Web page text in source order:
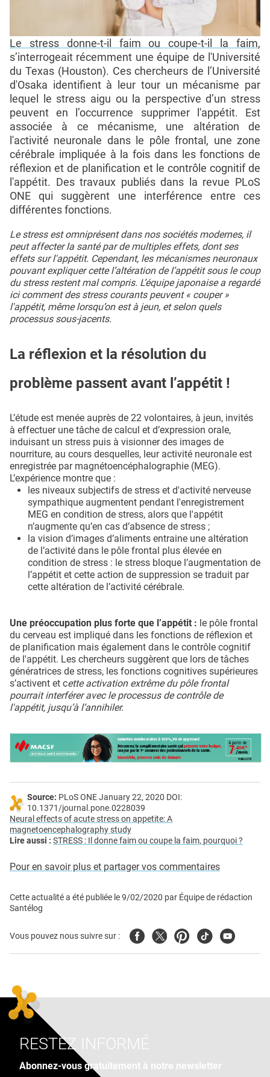
Le stress donne-t-il faim ou coupe-t-il la faim,
s’interrogeait récemment une équipe de l'Université
du Texas (Houston). Ces chercheurs de l’Université
d'Osaka identifient à leur tour un mécanisme par
lequel le stress aigu ou la perspective d’un stress
peuvent en l’occurrence supprimer l'appétit. Est
associée à ce mécanisme, une altération de
l'activité neuronale dans le pôle frontal, une zone
cérébrale impliquée à la fois dans les fonctions de
réflexion et de planification et le contrôle cognitif de
l'appétit. Des travaux publiés dans la revue PLoS
ONE qui suggèrent une interférence entre ces
différentes fonctions.
Le stress est omniprésent dans nos sociétés modernes, il
peut affecter la santé par de multiples effets, dont ses
effets sur l'appétit. Cependant, les mécanismes neuronaux
pouvant expliquer cette l’altération de l’appétit sous le coup
du stress restent mal compris. L’équipe japonaise a regardé
ici comment des stress courants peuvent « couper »
l'appétit, même lorsqu’on est à jeun, et selon quels
processus sous-jacents.
La réflexion et la résolution du
problème passent avant l’appétit !
L’étude est menée auprès de 22 volontaires, à jeun, invités
à effectuer une tâche de calcul et d’expression orale,
induisant un stress puis à visionner des images de
nourriture, au cours desquelles, leur activité neuronale est
enregistrée par magnétoencéphalographie (MEG).
L’expérience montre que :
les niveaux subjectifs de stress et d'activité nerveuse
sympathique augmentent pendant l'enregistrement
MEG en condition de stress, alors que l'appétit
n’augmente qu’en cas d’absence de stress ;
la vision d’images d’aliments entraine une altération
de l’activité dans le pôle frontal plus élevée en
condition de stress : le stress bloque l’augmentation de
l’appétit et cette action de suppression se traduit par
cette altération de l’activité cérébrale.
Une préoccupation plus forte que l’appétit : le pôle frontal
du cerveau est impliqué dans les fonctions de réflexion et
de planification mais également dans le contrôle cognitif
de l'appétit. Les chercheurs suggèrent que lors de tâches
génératrices de stress, les fonctions cognitives supérieures
s’activent et cette activation extrême du pôle frontal
pourrait interférer avec le processus de contrôle de
l'appétit, jusqu’à l’annihiler.
Source: PLoS ONE January 22, 2020 DOI:
10.1371/journal.pone.0228039
Neural effects of acute stress on appetite: A
magnetoencephalography study
Lire aussi : STRESS : Il donne faim ou coupe la faim, pourquoi ?
Pour en savoir plus et partager vos commentaires
Cette actualité a été publiée le9/02/2020 par Équipe de rédaction
Santélog
Vous pouvez nous suivre sur : FacebookTwitterPinterest
TiktokYoutube
RESTEZ INFORMÉ
Abonnez-vous gratuitement à notre newsletter